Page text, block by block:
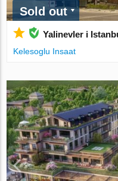
Sold out
Yalinevler i
Kelesoglu Insaat